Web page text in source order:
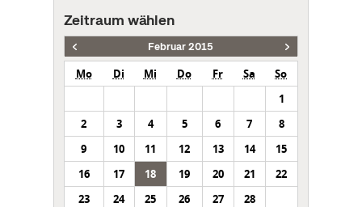
Zeitraum wählen
Februar 2015
Mo Di Mi Do Fr Sa
So
1
2
3 4 5 6 7
8
9
10 11 12 13 14
15
16
17 18 19 20 21
22
23
24 25 26 27 28